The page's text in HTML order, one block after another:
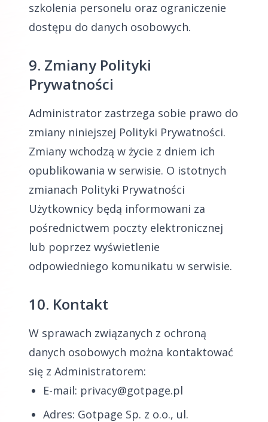
szkolenia personelu oraz ograniczenie
dostępu do danych osobowych.
9. Zmiany Polityki
Prywatności
Administrator zastrzega sobie prawo do
zmiany niniejszej Polityki Prywatności.
Zmiany wchodzą w życie z dniem ich
opublikowania w serwisie. O istotnych
zmianach Polityki Prywatności
Użytkownicy będą informowani za
pośrednictwem poczty elektronicznej
lub poprzez wyświetlenie
odpowiedniego komunikatu w serwisie.
10. Kontakt
W sprawach związanych z ochroną
danych osobowych można kontaktować
się z Administratorem:
E-mail: privacy@gotpage.pl
Adres: Gotpage Sp. z o.o., ul.